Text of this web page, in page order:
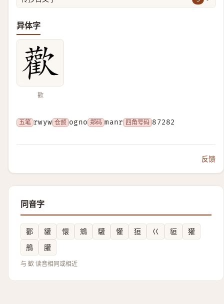
异体字
歡
五笔 rwyw 仓颉 ogno 郑码 manr 四角号码 87282
反馈
同音字
酄 貛 懁 鵍 驩 懽 狟 巜 貆
獾
鴅
䑏
与 歓 读音相同或相近